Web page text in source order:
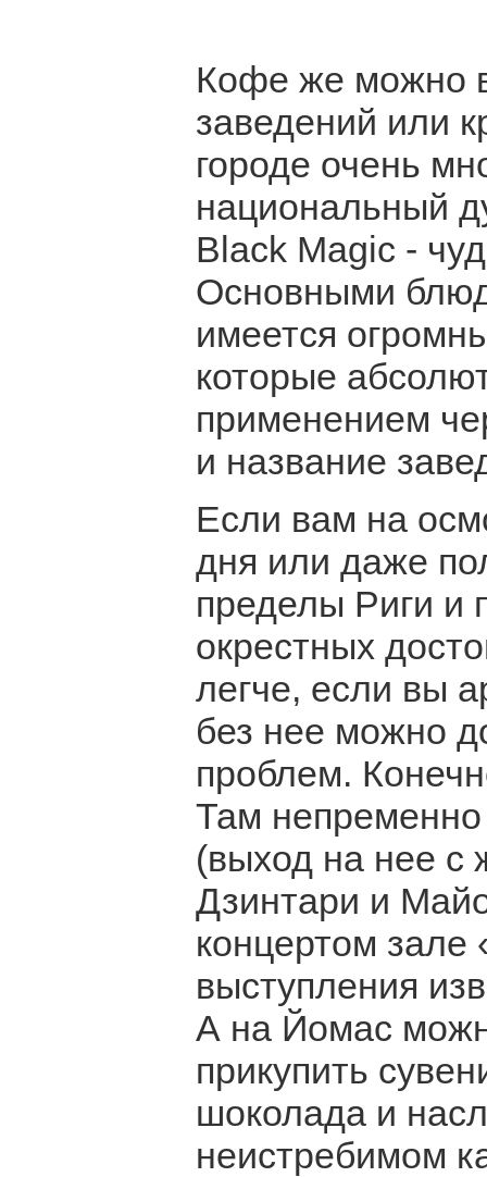
Кофе же можно
заведений или
городе очень
национальный
Black Magic -
Основными
имеется
которые
применением
и название
Если вам на
дня или даже
пределы Риги и
окрестных
легче, если вы
без нее можно
проблем.
Там непременно
(выход на нее с
Дзинтари и
концертом зале
выступления
А на Йомас
прикупить
шоколада и
неистребимом